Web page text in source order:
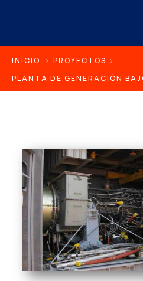
INICIO
PROYECTOS
PLANTA DE GENERACIÓN